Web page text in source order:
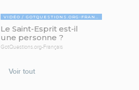
VIDÉO GOTQUESTIONS.ORG-FRANÇAIS
Le Saint-Esprit est-il
une personne ?
GotQuestions.org-Français
Voir tout